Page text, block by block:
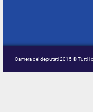
Camera dei deputati 2015 © Tutti i